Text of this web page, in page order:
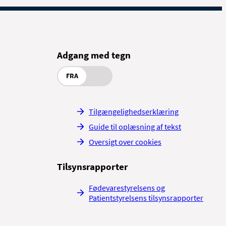
toilettet skal ikke
og daginstitution/skole.
data, fx dit
Adgang med tegn
FRA
Tilgængelighedserklæring
Guide til oplæsning af tekst
Oversigt over cookies
Tilsynsrapporter
Fødevarestyrelsens og
Patientstyrelsens tilsynsrapporter